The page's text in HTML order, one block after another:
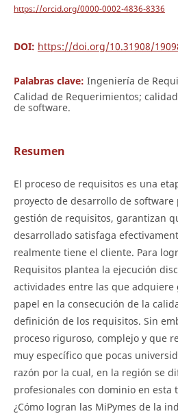
https://orcid.org/0000-0002-4836-8336
DOI: https://doi.org/10.31908/
Palabras clave: Ingeniería de
Calidad de Requerimientos;
de software.
Resumen
El proceso de requisitos es una
proyecto de desarrollo de software
gestión de requisitos, garantizan
desarrollado satisfaga
realmente tiene el cliente. Para
Requisitos plantea la ejecución
actividades entre las que adquiere
papel en la consecución de la
definición de los requisitos. Sin
proceso riguroso, complejo y que
muy específico que pocas
razón por la cual, en la región se
profesionales con dominio en esta
¿Cómo logran las MiPymes de la